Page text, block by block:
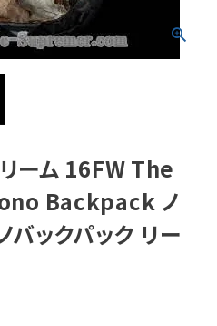
ーム 16FW The
Backpack ノ
バックパック リー